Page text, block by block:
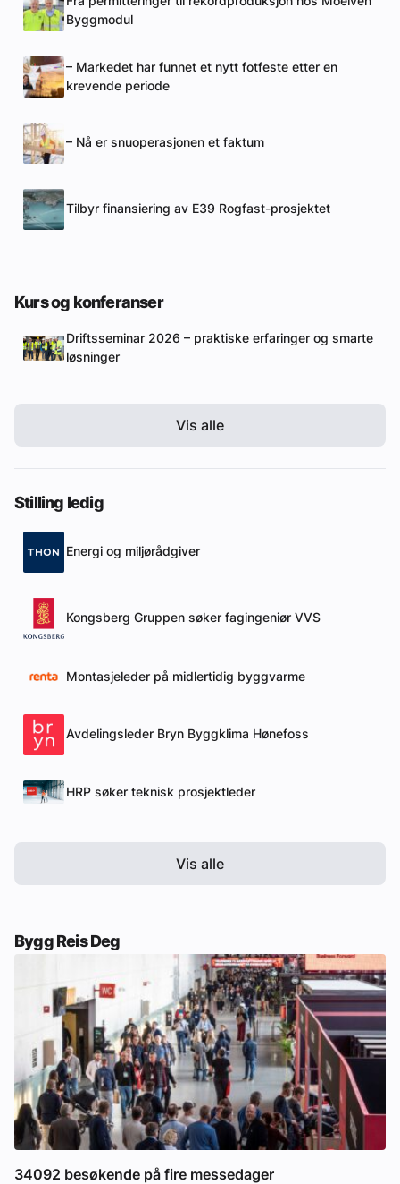
Byggmodul
– Markedet har funnet et nytt fotfeste etter en
krevende periode
– Nå er snuoperasjonen et faktum
Tilbyr finansiering av E39 Rogfast-prosjektet
Kurs og konferanser
Driftsseminar 2026 – praktiske erfaringer og smarte
løsninger
Vis alle
Stilling ledig
Energi og miljørådgiver
Kongsberg Gruppen søker fagingeniør VVS
Montasjeleder på midlertidig byggvarme
Avdelingsleder Bryn Byggklima Hønefoss
HRP søker teknisk prosjektleder
Vis alle
Bygg Reis Deg
34092 besøkende på fire messedager